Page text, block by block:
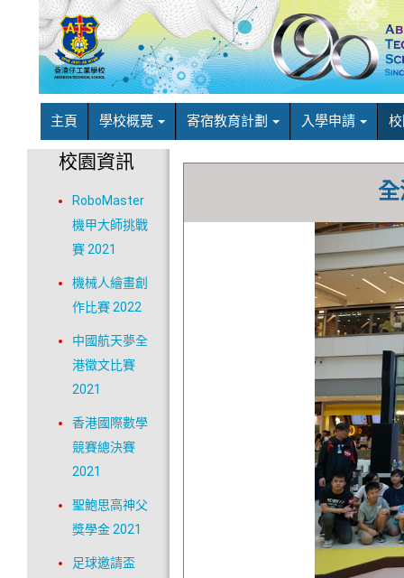
主頁 學校概覽 寄宿教育計劃 入學申請
校園資訊
RoboMaster
機甲大師挑戰
賽 2021
機械人繪畫創
作比賽 2022
中國航天夢全
港徵文比賽
2021
香港國際數學
競賽總決賽
2021
聖鮑思高神父
獎學金 2021
足球邀請盃